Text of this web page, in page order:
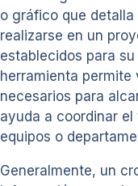
o gráfico que
realizarse en un
establecidos para
herramienta permite
necesarios para
ayuda a coordinar
equipos o
Generalmente, un